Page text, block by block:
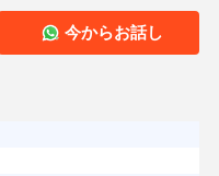
今からお話し